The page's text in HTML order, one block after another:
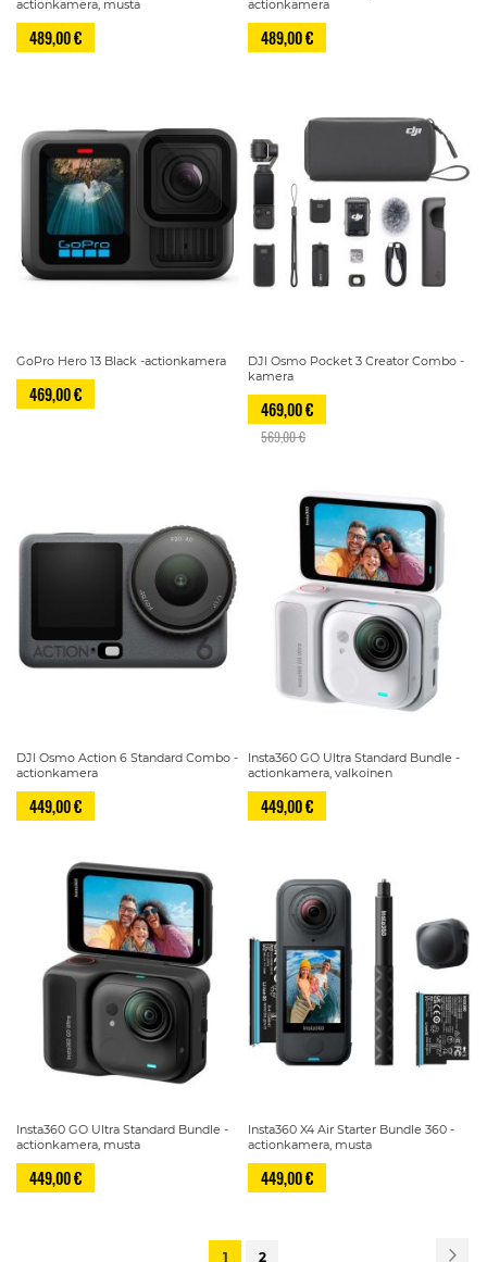
actionkamera, musta
489,00 €
actionkamera
489,00 €
GoPro Hero 13 Black -actionkamera
469,00 €
DJI Osmo Pocket 3 Creator Combo -
kamera
469,00 €
569,00 €
DJI Osmo Action 6 Standard Combo -
actionkamera
449,00 €
Insta360 GO Ultra Standard Bundle -
actionkamera, valkoinen
449,00 €
Insta360 GO Ultra Standard Bundle -
actionkamera, musta
449,00 €
Insta360 X4 Air Starter Bundle 360 -
actionkamera, musta
449,00 €
Sivu
You're
1 Sivu
2